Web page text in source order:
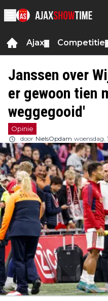
Ajax Competitie
Janssen over
er gewoon tien
weggegooid'
Opinie
door NielsOpdam woensdag,